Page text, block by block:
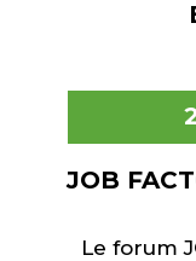
JOB
Le forum